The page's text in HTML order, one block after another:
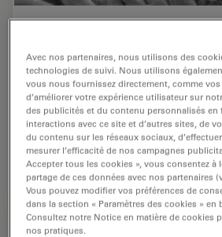
coli for SEM
Application Note for Leica EM
drying of E. coli with subsequent
coating and SEM analysis. Sample
filter disc (Pore size: 16 - 40 μm)…
Oct 13, 2016 Article Note
Avec nos partenaires, nous utilisons des
technologies de suivi. Nous utilisons
vous nous fournissez directement, comme
d’améliorer votre expérience utilisateur sur
des publicités et du contenu personnalisés en
interactions avec ce site et d’autres sites, de
du contenu sur les réseaux sociaux,
mesurer l’efficacité de nos campagnes
Accepter tous les cookies », vous consentez à
partage de ces données avec nos partenaires
Vous pouvez modifier vos préférences de
dans la section « Paramètres des cookies » en
Consultez notre Notice en matière de cookies
nos pratiques.